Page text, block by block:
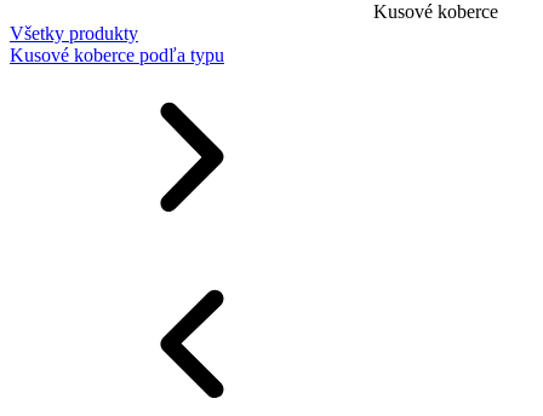
Kusové koberce
Všetky produkty
Kusové koberce podľa typu